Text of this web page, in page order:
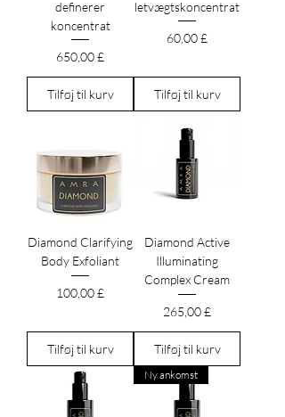
definerer
koncentrat
Pris
650,00 £
Tilføj til kurv
letvægtskoncentrat
Pris
60,00 £
Tilføj til kurv
Diamond Clarifying
Body Exfoliant
Pris
100,00 £
Tilføj til kurv
Diamond Active
Illuminating
Complex Cream
Pris
265,00 £
Tilføj til kurv
Ny ankomst